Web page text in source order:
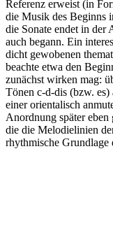
Referenz erweist (in
die Musik des Beginns
die Sonate endet in der
auch begann. Ein
dicht gewobenen
beachte etwa den
zunächst wirken mag:
Tönen c-d-dis (bzw.
einer orientalisch
Anordnung später
die die Melodielinien
rhythmische Grundlage